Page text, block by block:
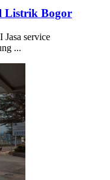
Listrik Bogor
service
...